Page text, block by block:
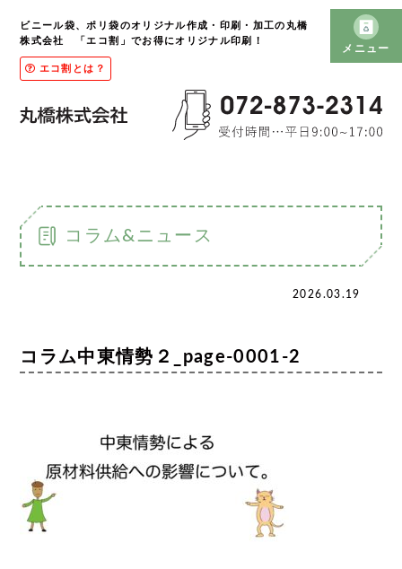
ビニール袋、ポリ袋のオリジナル作成・印刷・加工の丸橋
株式会社 「エコ割」でお得にオリジナル印刷！
エコ割とは？
メニュー
コラム&ニュース
2026.03.19
コラム中東情勢２_page-0001-2